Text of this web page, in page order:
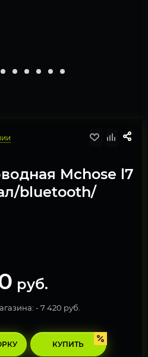
Mchose l7
bluetooth/
руб.
-7 420 руб.
КУПИТЬ